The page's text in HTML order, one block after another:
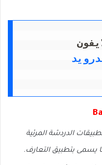
الدردشة المرئية
يسمى بتطبيق التعارف.